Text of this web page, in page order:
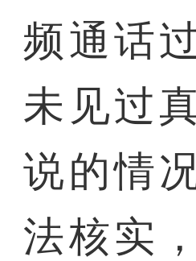
频通话
未见过
说的情
法核实